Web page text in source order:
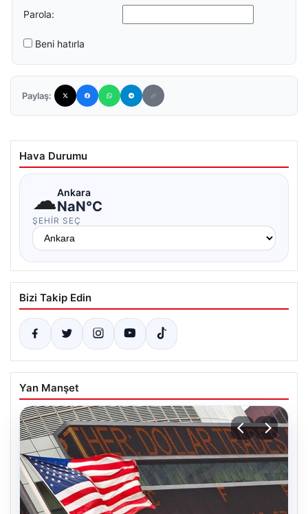
Parola:
Beni hatırla
Paylaş:
Hava Durumu
☁Ankara
NaN°C
ŞEHIR SEÇ
Bizi Takip Edin
Yan Manşet